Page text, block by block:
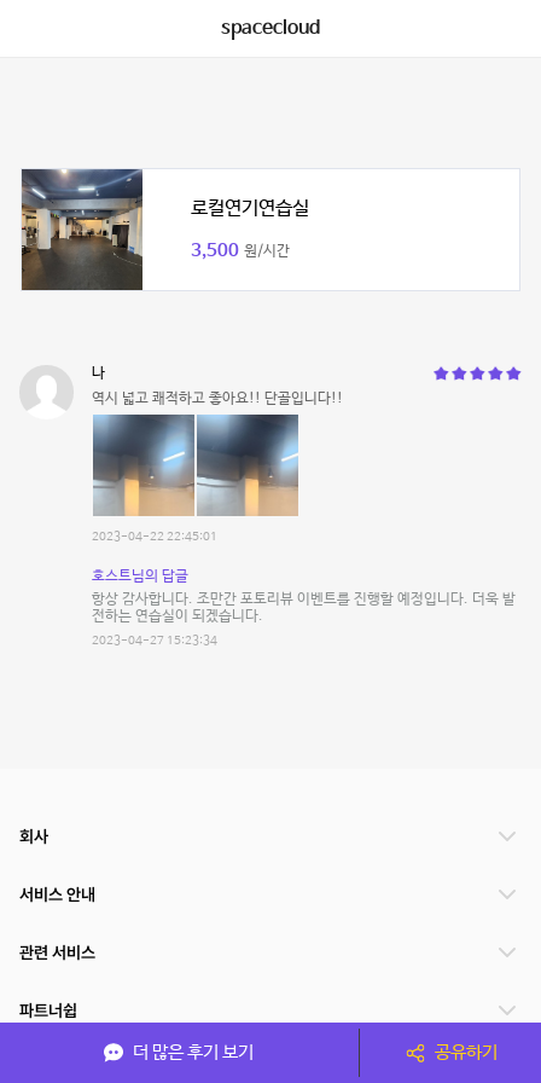
spacecloud
로컬연기연습실
3,500 원/시간
나
역시 넓고 쾌적하고 좋아요!! 단골입니다!!
2023-04-22 22:45:01
호스트님의 답글
항상 감사합니다. 조만간 포토리뷰 이벤트를 진행할 예정입니다. 더욱 발
전하는 연습실이 되겠습니다.
2023-04-27 15:23:34
더 많은 후기 보기 공유하기
회사
서비스 안내
관련 서비스
파트너쉽
서비스 제공 국가